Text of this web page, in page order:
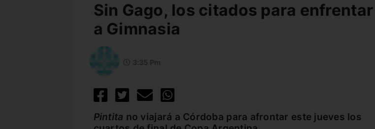
Sin Gago, los citados para enfrentar
a Gimnasia
Pintita no viajará a Córdoba para afrontar este jueves los